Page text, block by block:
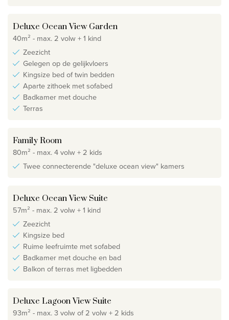
Deluxe Ocean View Garden
40m² - max. 2 volw + 1 kind
Zeezicht
Gelegen op de gelijkvloers
Kingsize bed of twin bedden
Aparte zithoek met sofabed
Badkamer met douche
Terras
Family Room
80m² - max. 4 volw + 2 kids
Twee connecterende "deluxe ocean view" kamers
Deluxe Ocean View Suite
57m² - max. 2 volw + 1 kind
Zeezicht
Kingsize bed
Ruime leefruimte met sofabed
Badkamer met douche en bad
Balkon of terras met ligbedden
Deluxe Lagoon View Suite
93m² - max. 3 volw of 2 volw + 2 kids